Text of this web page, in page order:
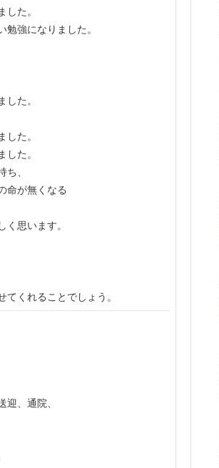
た。
強になりました。
た。
た。
た。
、
命が無くなる
思います。
くれることでしょう。
、通院、